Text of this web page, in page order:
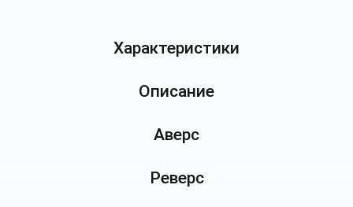
Характеристики
Описание
Аверс
Реверс